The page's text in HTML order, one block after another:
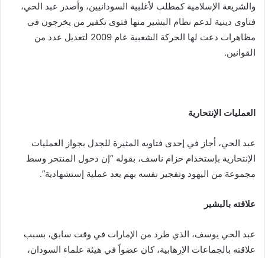
والشريعة الإسلامية كمطلب لأغلبية السودانيين، وأصدر عبد الحي،
فتاوى دينية لدعم نظام البشير منها فتوى تكفير من يخرجون في
مظاهرات دعت لها الحركة الشعبية عام 2009 لتعديل عدد من
القوانين.
العمليات الإنتحارية
عبد الحي، أجاز في إحدى فتاويه المثيرة للجدل بجواز العمليات
الإنتحارية بإستخدام حزام ناسف، بقوله “إن دخول المنتحر وسط
مجموعة من اليهود وتفجير نفسه بهم يعد عملية إستشهادية”.
علاقته بالبشير
عبد الحي يوسف، الذي طرد من الإمارات في وقت سابق، بسبب
علاقته بالجماعات الإرهابية، كان عضواً في هيئة علماء السودان،